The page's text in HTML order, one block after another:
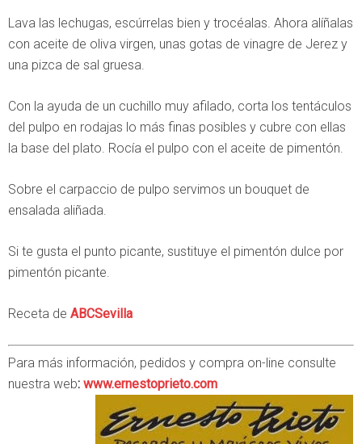
Lava las lechugas, escúrrelas bien y trocéalas. Ahora alíñalas
con aceite de oliva virgen, unas gotas de vinagre de Jerez y
una pizca de sal gruesa.
Con la ayuda de un cuchillo muy afilado, corta los tentáculos
del pulpo en rodajas lo más finas posibles y cubre con ellas
la base del plato. Rocía el pulpo con el aceite de pimentón.
Sobre el carpaccio de pulpo servimos un bouquet de
ensalada aliñada.
Si te gusta el punto picante, sustituye el pimentón dulce por
pimentón picante.
Receta de ABCSevilla
Para más información, pedidos y compra on-line consulte
nuestra web: www.ernestoprieto.com